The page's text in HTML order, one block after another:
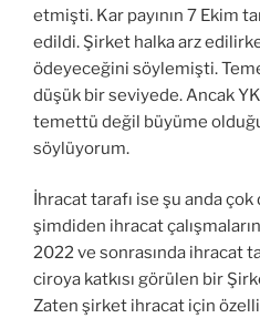
etmişti. Kar payının 7 Ekim
edildi. Şirket halka arz
ödeyeceğini söylemişti.
düşük bir seviyede. Ancak
temettü değil büyüme
söylüyorum.
İhracat tarafı ise şu anda
şimdiden ihracat
2022 ve sonrasında ihracat
ciroya katkısı görülen bir
Zaten şirket ihracat için